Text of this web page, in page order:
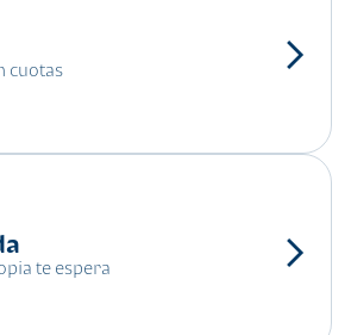
cuotas
te espera